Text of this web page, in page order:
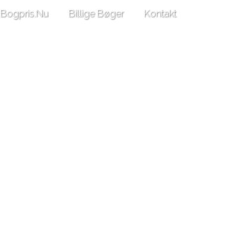
Bogpris.Nu Billige Bøger Kontakt